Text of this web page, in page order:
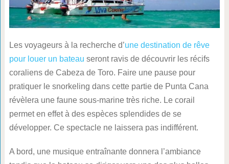
Les voyageurs à la recherche d’une destination de rêve
pour louer un bateau seront ravis de découvrir les récifs
coraliens de Cabeza de Toro. Faire une pause pour
pratiquer le snorkeling dans cette partie de Punta Cana
révèlera une faune sous-marine très riche. Le corail
permet en effet à des espèces splendides de se
développer. Ce spectacle ne laissera pas indifférent.
A bord, une musique entraînante donnera l’ambiance